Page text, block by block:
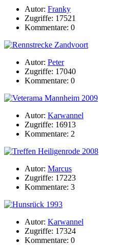
Autor: Franky
Zugriffe: 17521
Kommentare: 0
Autor: Peter
Zugriffe: 17040
Kommentare: 0
Autor: Karwannel
Zugriffe: 16913
Kommentare: 2
Autor: Marcus
Zugriffe: 17223
Kommentare: 3
Autor: Karwannel
Zugriffe: 17324
Kommentare: 0